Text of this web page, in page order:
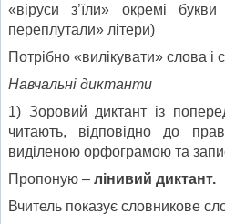
«віруси з’їли» окремі
переплутали» літери)
Потрібно «вилікувати» слова і
Навчальні диктанти
1) Зоровий диктант із
читають, відповідно до
виділеною орфограмою та
Пропоную – лінивий диктант.
Вчитель показує словникове